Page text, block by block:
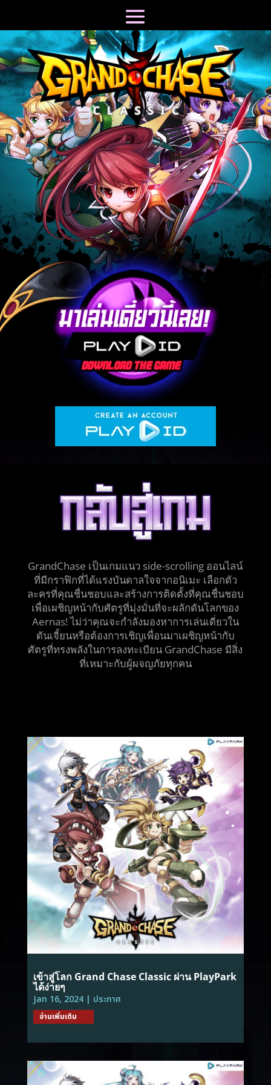
GrandChase เป็นเกมแนว side-scrolling ออนไลน์
ที่มีกราฟิกที่ได้แรงบันดาลใจจากอนิเมะ เลือกตัว
ละครที่คุณชื่นชอบและสร้างการติดตั้งที่คุณชื่นชอบ
เพื่อเผชิญหน้ากับศัตรูที่มุ่งมั่นที่จะผลักดันโลกของ
Aernas! ไม่ว่าคุณจะกำลังมองหาการเล่นเดี่ยวใน
ดันเจี้ยนหรือต้องการเชิญเพื่อนมาเผชิญหน้ากับ
ศัตรูที่ทรงพลังในการลงทะเบียน GrandChase มีสิ่ง
ที่เหมาะกับผู้ผจญภัยทุกคน
เข้าสู่โลก Grand Chase Classic ผ่าน PlayPark
ได้ง่ายๆ
Jan 16, 2024| ประกาศ
อ่านเพิ่มเติม